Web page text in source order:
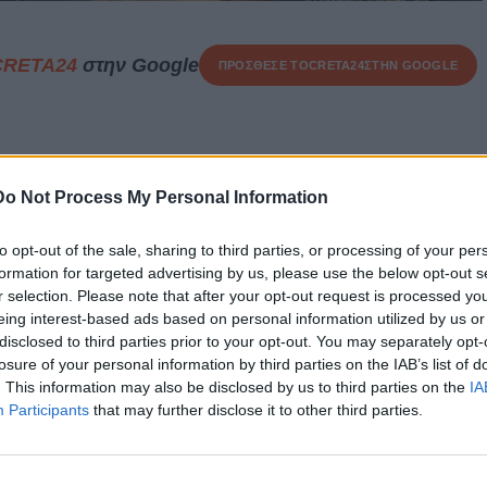
Not Process My Personal Information
opt-out of the sale, sharing to third parties, or processing of your
for targeted advertising by us, please use the below opt-out
selection. Please note that after your opt-out request is processed
interest-based ads based on personal information utilized by us
to third parties prior to your opt-out. You may separately
of your personal information by third parties on the IAB’s list of
This information may also be disclosed by us to third parties on the
Participants that may further disclose it to other third parties.
στην Google ΠΡΟΣΘΕΣΕ ΤΟCRETA24ΣΤΗΝ GOOGLE
είχε φλερτάρει και με άλλα κόμματακαι άλλους
τονΑρτέμηείχε αγαθές σχέσεις- αλλά τελικά βρήκε
υποψήφιος βουλευτής και δεν το κρύβει.
εκείνος…) ότι θα τον έχουμε στις εκλογές με την
ελπίδα.. για την Ελλάδα.. για τον Έλληνα..
την νέα γενιά…»